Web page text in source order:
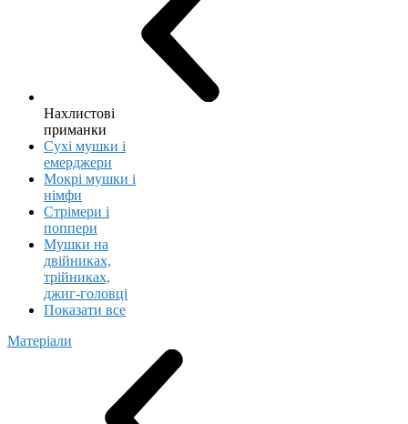
Нахлистові
приманки
Сухі мушки і
емерджери
Мокрі мушки і
німфи
Стрімери і
поппери
Мушки на
двійниках,
трійниках,
джиг-головці
Показати все
Матеріали